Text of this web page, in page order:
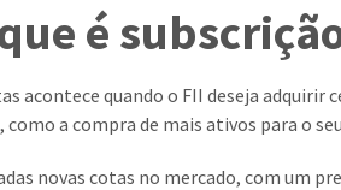
é
acontece quando o FII deseja
a compra de mais ativos para o
novas cotas no mercado, com um